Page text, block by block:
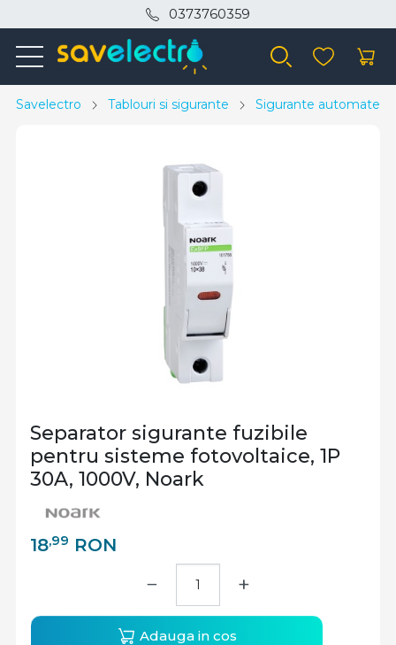
0373760359
Savelectro Tablouri si sigurante Sigurante automate
Separator sigurante fuzibile
pentru sisteme fotovoltaice, 1P
30A, 1000V, Noark
18,99 RON
− +
Adauga in cos